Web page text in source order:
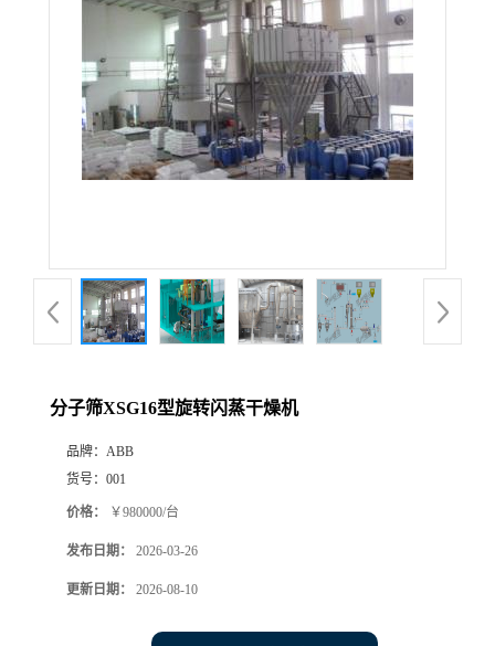
分子筛XSG16型旋转闪蒸干燥机
品牌： ABB
货号： 001
价格： ￥980000/台
发布日期： 2026-03-26
更新日期： 2026-08-10